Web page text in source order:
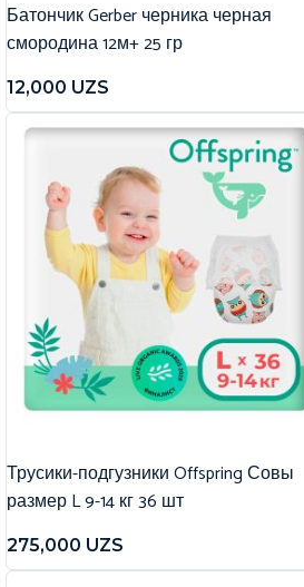
Батончик Gerber черника черная
смородина 12м+ 25 гр
12,000 UZS
Трусики-подгузники Offspring Совы
размер L 9-14 кг 36 шт
275,000 UZS